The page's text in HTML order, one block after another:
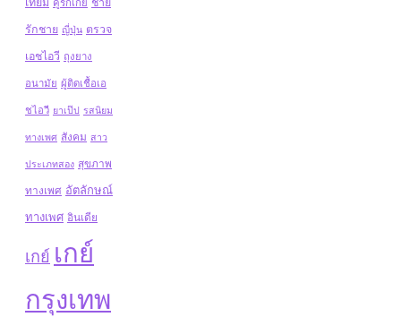
รักชาย ญี่ปุ่น ตรวจ
เอชไอวี ถุงยาง
อนามัย ผู้ติดเชื้อเอ
ชไอวี ยาเป๊ป รสนิยม
ทางเพศ สังคม สาว
ประเภทสอง สุขภาพ
ทางเพศ อัตลักษณ์
ทางเพศ อินเดีย
เกย์ เกย์
กรุงเทพ